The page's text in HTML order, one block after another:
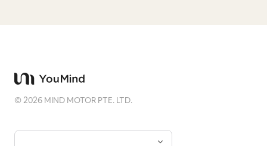
©2026 MIND MOTOR PTE. LTD.